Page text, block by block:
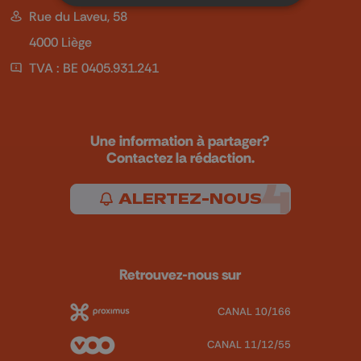
Rue du Laveu, 58
4000 Liège
TVA : BE 0405.931.241
Une information à partager?
Contactez la rédaction.
ALERTEZ-NOUS
Retrouvez-nous sur
CANAL 10/166
CANAL 11/12/55